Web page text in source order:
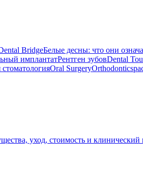
BridgeБелые десны: что они
имплантатРентген зубовDental
Oral SurgeryOrthodontics
уход, стоимость и